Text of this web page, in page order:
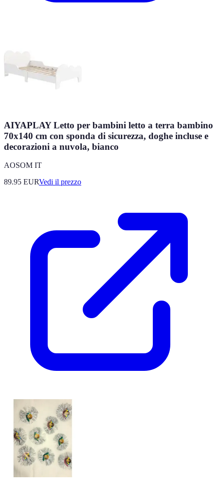
AIYAPLAY Letto per bambini letto a terra bambino
70x140 cm con sponda di sicurezza, doghe incluse e
decorazioni a nuvola, bianco
AOSOM IT
89.95 EURVedi il prezzo